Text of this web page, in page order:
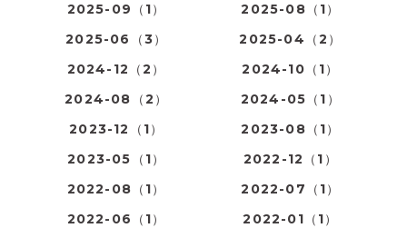
2025-09（1）
2025-08（1）
2025-06（3）
2025-04（2）
2024-12（2）
2024-10（1）
2024-08（2）
2024-05（1）
2023-12（1）
2023-08（1）
2023-05（1）
2022-12（1）
2022-08（1）
2022-07（1）
2022-06（1）
2022-01（1）